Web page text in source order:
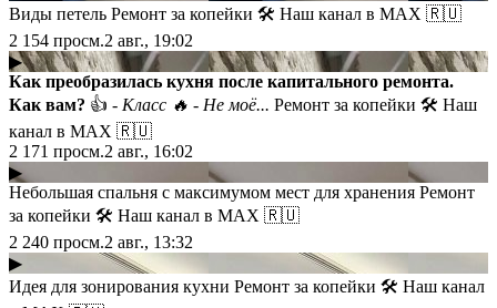
Виды петель Ремонт за копейки 🛠 Наш канал в МАХ 🇷🇺
2 154 просм.2 авг., 19:02
▶
Как преобразилась кухня после капитального ремонта.
Как вам? 👍 - Класс 🔥 - Не моё... Ремонт за копейки 🛠 Наш
канал в МАХ 🇷🇺
2 171 просм.2 авг., 16:02
▶
Небольшая спальня с максимумом мест для хранения Ремонт
за копейки 🛠 Наш канал в МАХ 🇷🇺
2 240 просм.2 авг., 13:32
▶
Идея для зонирования кухни Ремонт за копейки 🛠 Наш канал